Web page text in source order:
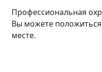
Профессиональная
Вы можете
месте.